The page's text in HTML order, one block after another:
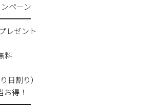
ペーン
レゼント
料
日割り）
得！